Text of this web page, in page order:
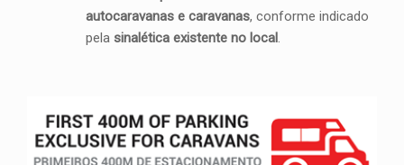
autocaravanas e caravanas, conforme indicado
pela sinalética existente no local.